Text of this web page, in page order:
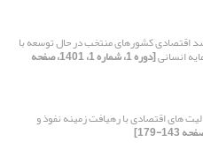
اقتصادی کشورهای منتخب در حال توسعه با
انسانی [دوره 1، شماره 1، 1401، صفحه
های اقتصادی با رهیافت زمینه نفوذ و